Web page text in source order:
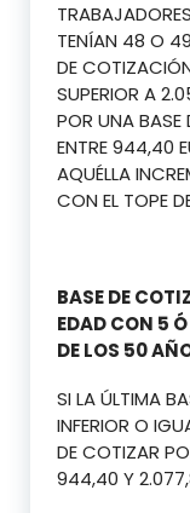
TENÍAN 48 O
DE
SUPERIOR A
POR UNA
ENTRE 944,40
AQUÉLLA
CON EL TOPE
BASE DE
EDAD CON 5
DE LOS 50
SI LA ÚLTIMA
INFERIOR O
DE COTIZAR
944,40 Y